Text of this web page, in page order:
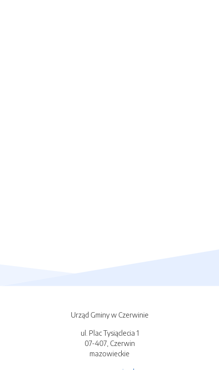
Urząd Gminy w Czerwinie
ul. Plac Tysiąclecia 1
07-407, Czerwin
mazowieckie